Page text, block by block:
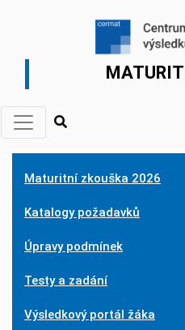
Maturitní zkouška 2026
Katalogy požadavků
Úpravy podmínek
Testy a zadání
Výsledkový portál žáka